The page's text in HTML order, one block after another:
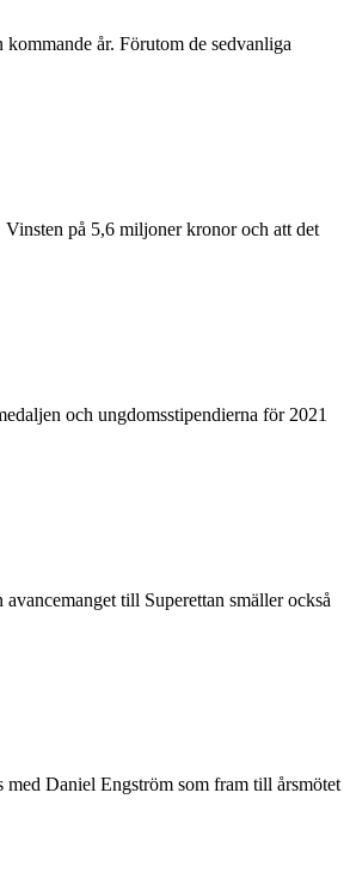
år. Förutom de sedvanliga
på 5,6 miljoner kronor och att det
och ungdomsstipendierna för 2021
till Superettan smäller också
med Daniel Engström som fram till årsmötet